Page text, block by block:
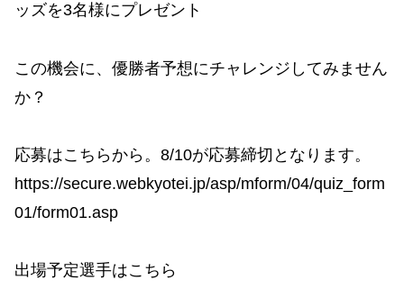
ッズを3名様にプレゼント
この機会に、優勝者予想にチャレンジしてみません
か？
応募はこちらから。8/10が応募締切となります。
https://secure.webkyotei.jp/asp/mform/04/quiz_form
01/form01.asp
出場予定選手はこちら